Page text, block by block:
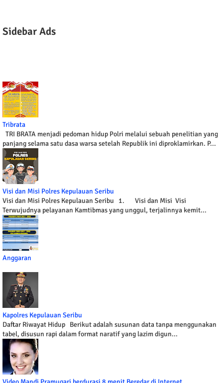
Sidebar Ads
Tribrata
TRI BRATA menjadi pedoman hidup Polri melalui sebuah penelitian yang
panjang selama satu dasa warsa setelah Republik ini diproklamirkan. P...
Visi dan Misi Polres Kepulauan Seribu
Visi dan Misi Polres Kepulauan Seribu 1. Visi dan Misi Visi
Terwujudnya pelayanan Kamtibmas yang unggul, terjalinnya kemit...
Anggaran
Kapolres Kepulauan Seribu
Daftar Riwayat Hidup Berikut adalah susunan data tanpa menggunakan
tabel, disusun rapi dalam format naratif yang lazim digun...